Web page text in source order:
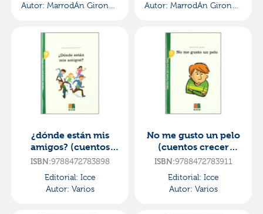
Autor: MarrodÁn GironÉs,
Autor: MarrodÁn GironÉs,
¿dónde están mis
amigos? (cuentos
crecer felices). icce
ISBN:9788472783898
Editorial: Icce
Autor: Varios
No me gusto un pelo
(cuentos crecer
felices). icce
ISBN:9788472783911
Editorial: Icce
Autor: Varios